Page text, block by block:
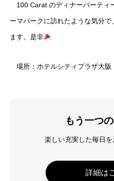
100 Carat のディナーパーティ
ーマパークに訪れたような気分
ます。是非
場所：ホテルシティプラザ大阪
もう一つ
楽しい充実した毎日
詳細は